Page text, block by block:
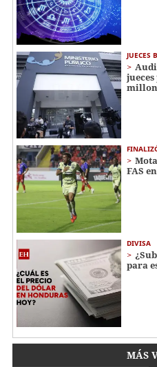
JUECES
jueces
FAS
DIVISA
para
MÁS